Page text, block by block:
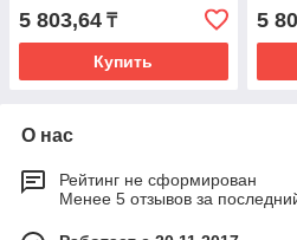
5 803,64 ₸
Купить
5
О нас
Рейтинг не сформирован
Менее 5 отзывов за